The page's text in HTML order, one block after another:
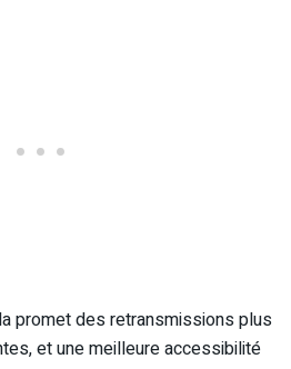
promet des retransmissions plus
et une meilleure accessibilité